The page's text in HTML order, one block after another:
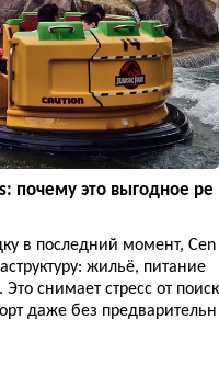
почему это выгодное ре
в последний момент, Cen
жильё, питание
снимает стресс от поиск
даже без предварительн